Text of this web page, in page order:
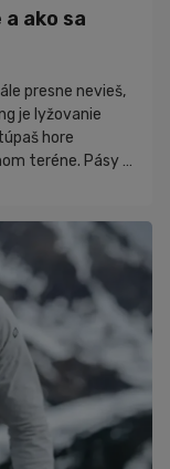
ako sa
presne nevieš,
je lyžovanie
hore
Pásy ti
Akú výs...